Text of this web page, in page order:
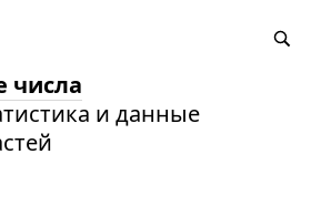
числа
и данные